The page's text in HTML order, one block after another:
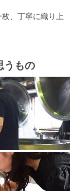
、丁寧に織り上
うもの